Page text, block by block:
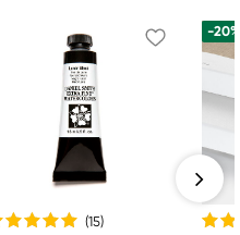
1-4-4 Higashiyama,
(15)
-